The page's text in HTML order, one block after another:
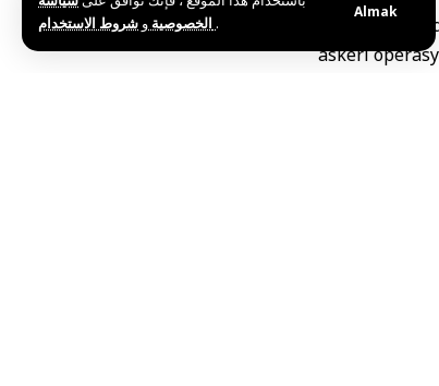
الخصوصية و .
Almak
yaşamını
askeri